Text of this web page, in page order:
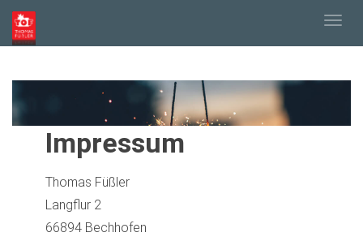
Impressum
Thomas Füßler
Langflur 2
66894 Bechhofen